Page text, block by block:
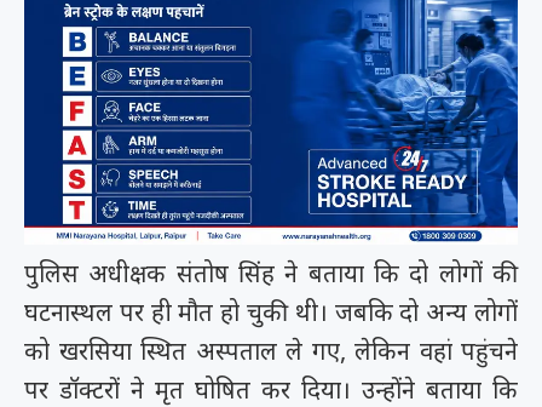
पुलिस अधीक्षक संतोष सिंह ने बताया कि दो लोगों की
घटनास्थल पर ही मौत हो चुकी थी। जबकि दो अन्य लोगों
को खरसिया स्थित अस्पताल ले गए, लेकिन वहां पहुंचने
पर डॉक्टरों ने मृत घोषित कर दिया। उन्होंने बताया कि